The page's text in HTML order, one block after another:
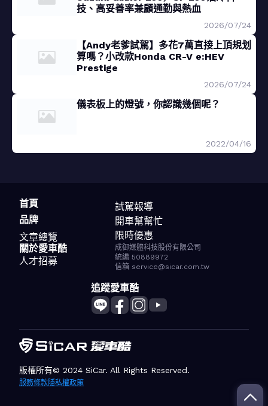
技、高妥善率兼顧通勤與熱血
2026/07/24
【Andy老爹試駕】多花7萬直接上頂規划
算嗎？小改款Honda CR-V e:HEV
Prestige
2026/07/24
儀表板上的燈號，你認識幾個呢？
2022/04/16
首頁
品牌
文章總覽
試駕報導
開車幫幫忙
限時優惠
關於愛車酷
人才招募
成御媒體科技股份有限公司
統編 50889972
信箱 service@sicar.com.tw
追蹤愛車酷
版權所有© 2024 SiCar. All Rights Reserved.
服務條款隱私權政策